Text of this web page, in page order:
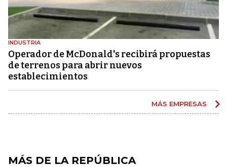
INDUSTRIA
Operador de McDonald's recibirá propuestas
de terrenos para abrir nuevos
establecimientos
MÁS EMPRESAS
MÁS DE LA REPÚBLICA